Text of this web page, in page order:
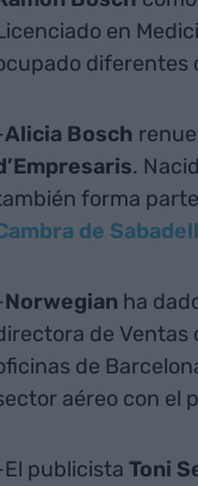
en
diferentes
Alicia Bosch
.
forma
de Sabadell
Norwegian ha
de Ventas
de
aéreo con el
publicista Toni